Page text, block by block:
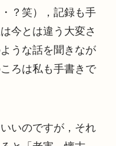
？笑），記録も手
今とは違う大変さ
うな話を聞きなが
ろは私も手書きで
いのですが，それ